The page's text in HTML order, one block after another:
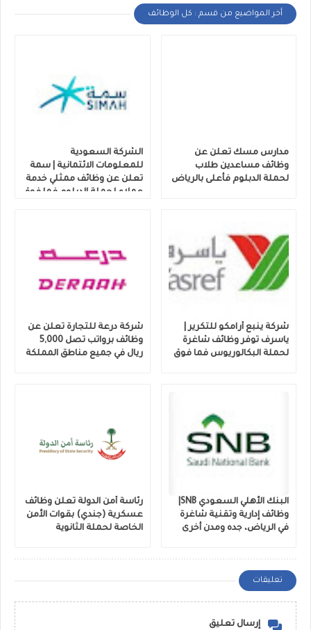
أخر المواضيع من قسم : كل الوظائف
مدارس مسك تعلن عن
وظائف مساعدين طلاب
لحملة الدبلوم فأعلى بالرياض
الشركة السعودية
للمعلومات الائتمانية | سمة
تعلن عن وظائف ممثلي خدمة
عملاء لحملة الدبلوم فما فوق
شركة ينبع أرامكو للتكرير |
ياسرف توفر وظائف شاغرة
لحملة البكالوريوس فما فوق
شركة درعة للتجارة تعلن عن
وظائف برواتب تصل 5,000
ريال في جميع مناطق المملكة
وظائف إدارية وتقنية شاغرة
في الرياض، جده ومدن أخرى
رئاسة أمن الدولة تعلن وظائف
عسكرية (جندي) بقوات الأمن
الخاصة لحملة الثانوية
تعليقات
إرسال تعليق